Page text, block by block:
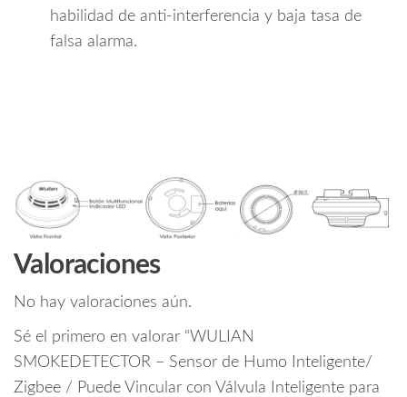
habilidad de anti-interferencia y baja tasa de
falsa alarma.
Valoraciones
No hay valoraciones aún.
Sé el primero en valorar “WULIAN
SMOKEDETECTOR – Sensor de Humo Inteligente/
Zigbee / Puede Vincular con Válvula Inteligente para